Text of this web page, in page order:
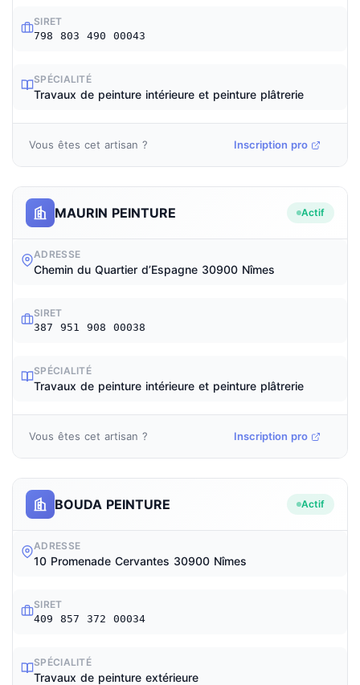
SIRET
798 803 490 00043
SPÉCIALITÉ
Travaux de peinture intérieure et peinture plâtrerie
Vous êtes cet artisan ? Inscription pro
MAURIN PEINTURE Actif
ADRESSE
Chemin du Quartier d’Espagne 30900 Nîmes
SIRET
387 951 908 00038
SPÉCIALITÉ
Travaux de peinture intérieure et peinture plâtrerie
Vous êtes cet artisan ? Inscription pro
BOUDA PEINTURE Actif
ADRESSE
10 Promenade Cervantes 30900 Nîmes
SIRET
409 857 372 00034
SPÉCIALITÉ
Travaux de peinture extérieure